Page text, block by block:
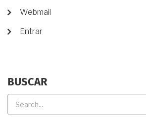
DE Webmail
Entrar
BUSCAR